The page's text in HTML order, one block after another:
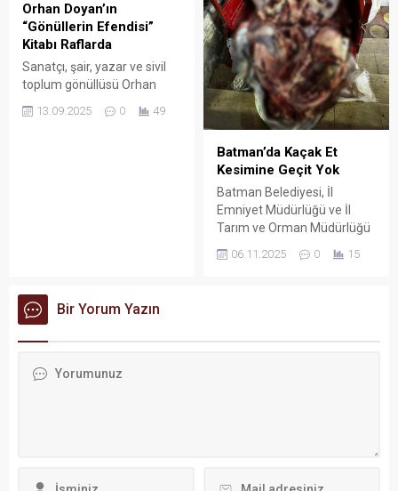
Orhan Doyan’ın
“Gönüllerin Efendisi”
Kitabı Raflarda
Sanatçı, şair, yazar ve sivil
toplum gönüllüsü Orhan
Doyan, uzun yıllardır kaleme
aldığı şiirlerini “Gönüllerin
13.09.2025 0 49
Batman’da Kaçak Et
Kesimine Geçit Yok
Batman Belediyesi, İl
Emniyet Müdürlüğü ve İl
Tarım ve Orman Müdürlüğü
tehlikeye atan kaçak et
06.11.2025 0 15
Bir Yorum Yazın